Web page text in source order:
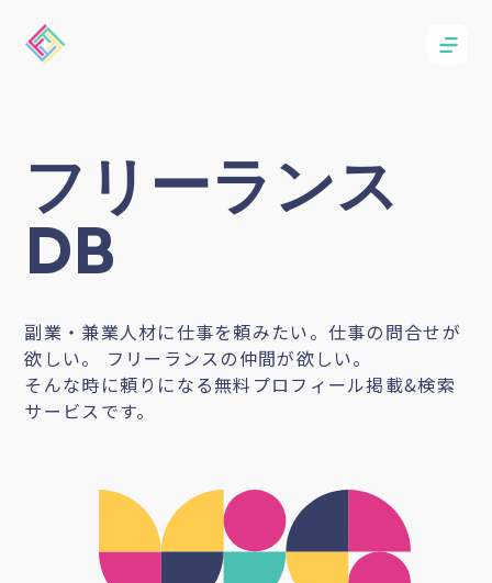
フリーランス
DB
副業・兼業人材に仕事を頼みたい。仕事の問合せが
欲しい。 フリーランスの仲間が欲しい。
そんな時に頼りになる無料プロフィール掲載&検索
サービスです。